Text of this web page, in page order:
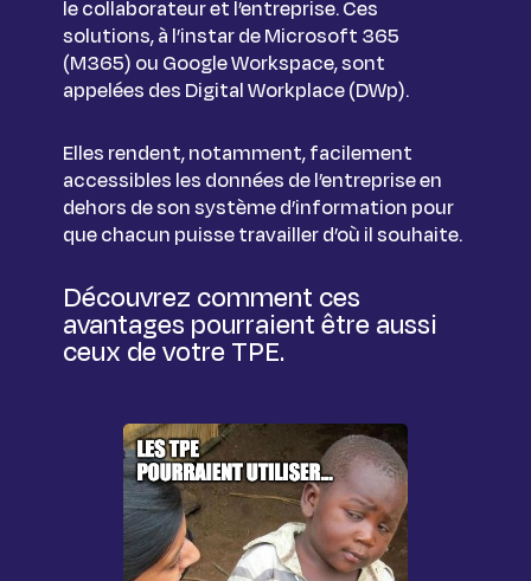
le collaborateur et l’entreprise. Ces
solutions, à l’instar de Microsoft 365
(M365) ou Google Workspace, sont
appelées des Digital Workplace (DWp).
Elles rendent, notamment, facilement
accessibles les données de l’entreprise en
dehors de son système d’information pour
que chacun puisse travailler d’où il souhaite.
Découvrez comment ces
avantages pourraient être aussi
ceux de votre TPE.